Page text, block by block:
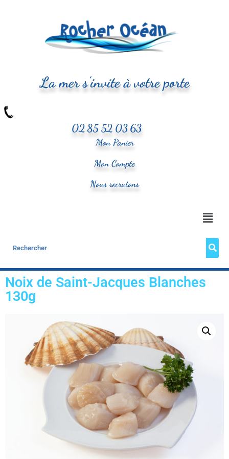
La mer s'invite à votre porte
02 85 52 03 63
Mon Panier
Mon Compte
Nous recrutons
Noix de Saint-Jacques Blanches
130g